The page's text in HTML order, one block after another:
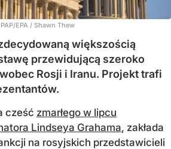
PAP/EPA / Shawn Thew
większością
przewidującą szeroko
Rosji i Iranu. Projekt trafi
cześć zmarłego w lipcu
Lindseya Grahama, zakłada
na rosyjskich przedstawicieli